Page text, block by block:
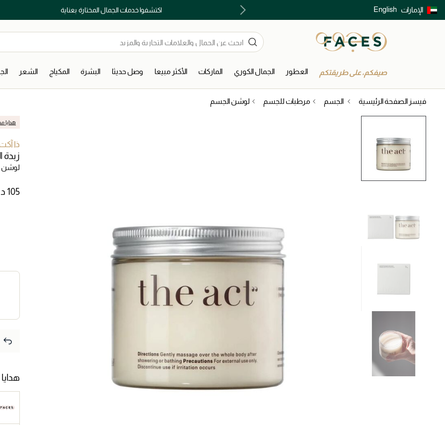
الإمارات English اكتشفوا خدمات الجمال المختارة بعناية توصيل سريع على جميع الطلبات ما فوق 299 درهم
صيفكم، على طريقتكم العطور الجمال الكوري الماركات الأكثر مبيعا وصل حديثا البشرة المكياج الشعر
فيسز الصفحة الرئيسية الجسم مرطبات للجسم لوشن الجسم
هدايا
ذا
زبدة
لوشن